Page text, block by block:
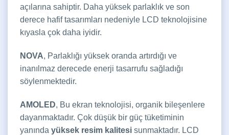
açılarına sahiptir. Daha yüksek parlaklık ve son
derece hafif tasarımları nedeniyle LCD teknolojisine
kıyasla çok daha iyidir.
NOVA, Parlaklığı yüksek oranda artırdığı ve
inanılmaz derecede enerji tasarrufu sağladığı
söylenmektedir.
AMOLED, Bu ekran teknolojisi, organik bileşenlere
dayanmaktadır. Çok düşük bir güç tüketiminin
yanında yüksek resim kalitesi sunmaktadır. LCD